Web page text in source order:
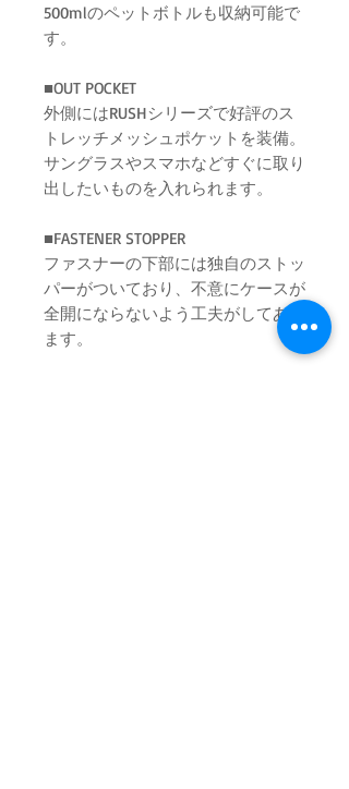
500mlのペットボトルも収納可能で
す。
■OUT POCKET
外側にはRUSHシリーズで好評のス
トレッチメッシュポケットを装備。
サングラスやスマホなどすぐに取り
出したいものを入れられます。
■FASTENER STOPPER
ファスナーの下部には独自のストッ
パーがついており、不意にケースが
全開にならないよう工夫がしてあり
ます。